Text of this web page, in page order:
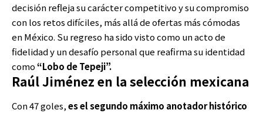
decisión refleja su carácter competitivo y su compromiso
con los retos difíciles, más allá de ofertas más cómodas
en México. Su regreso ha sido visto como un acto de
fidelidad y un desafío personal que reafirma su identidad
como“Lobo de Tepeji”.
Raúl Jiménez en la selección mexicana
Con 47 goles,es el segundo máximo anotador histórico